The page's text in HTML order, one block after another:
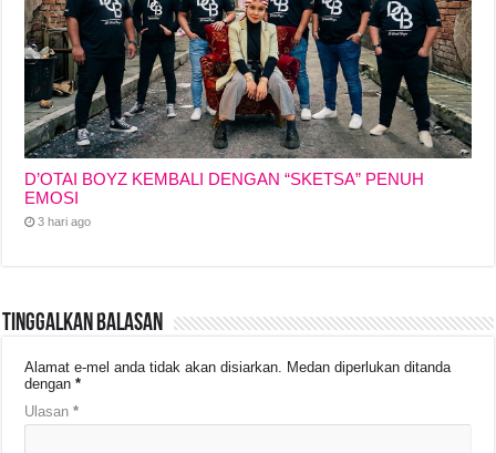
D’OTAI BOYZ KEMBALI DENGAN “SKETSA” PENUH
EMOSI
3 hari ago
Tinggalkan Balasan
Alamat e-mel anda tidak akan disiarkan. Medan diperlukan ditanda
dengan*
Ulasan*